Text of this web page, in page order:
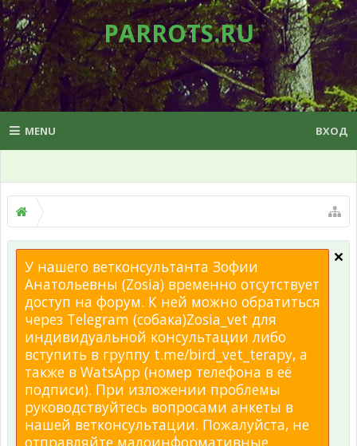
PARROTS.RU
MENU ВХОД
У нашего ветконсультанта Зофии
Анатольевны (Zosia) временно отсутствует
доступ на форум. К ней можно обратиться
через Telegram (собака)Zosia_vet для
индивидуальной консультации либо
вступить в группу t.me/bird_vet_terapy, а
также в WatsApp (номер телефона в её
подписи). При изложении проблемы
руководствуйтесь вопросами анкеты в
нашей ветконсультации. Пожалуйста, не
отправляйте малоинформативные